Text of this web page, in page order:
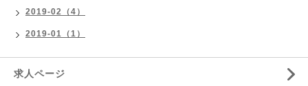
2019-02（4）
2019-01（1）
求人ページ